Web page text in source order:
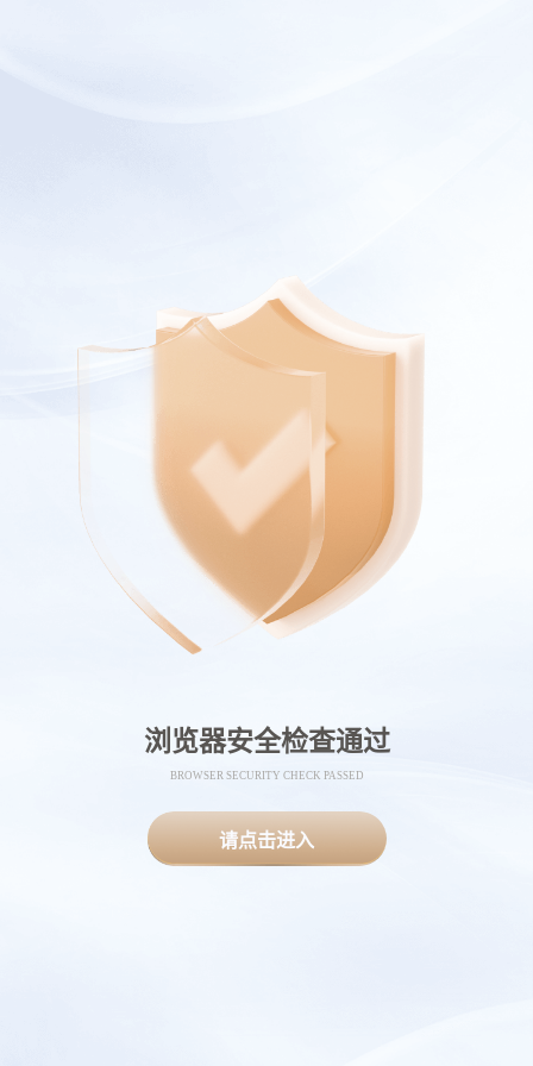
浏览器安全检查通过
BROWSER SECURITY CHECK PASSED
请点击进入